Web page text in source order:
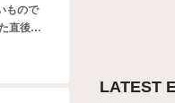
もので
直後の
LATEST